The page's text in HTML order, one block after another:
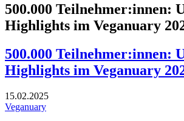
500.000 Teilnehmer:innen:
Highlights im Veganuary
500.000 Teilnehmer:innen:
Highlights im Veganuary
15.02.2025
Veganuary